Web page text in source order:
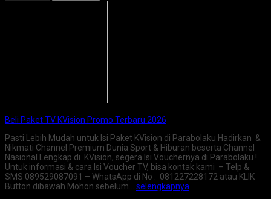
Beli Paket TV KVision Promo Terbaru 2026
Pasti Lebih Mudah untuk Isi Paket KVision di Parabolaku Hadirkan &
Nikmati Channel Premium Dunia Sport & Hiburan beserta Channel
Nasional Lengkap di KVision, segera Isi Vouchernya di Parabolaku !
Untuk informasi & cara Isi Voucher TV, bisa kontak kami – Telp &
SMS 089529087091 – WhatsApp di No : 081227228172 atau KLIK
Button dibawah Mohon sebelum… selengkapnya